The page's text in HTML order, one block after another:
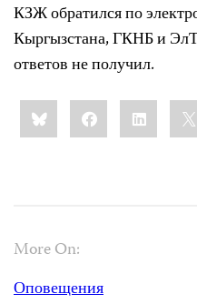
КЗЖ обратился по
Кыргызстана, ГКНБ и
ответов не получил.
Share
this:BlueskyFacebookLinkedIn
More On:
Оповещения